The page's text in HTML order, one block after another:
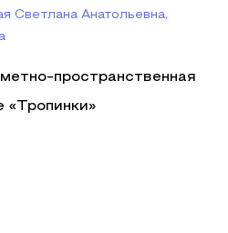
Светлана Анатольевна,
пространственная
«Тропинки»